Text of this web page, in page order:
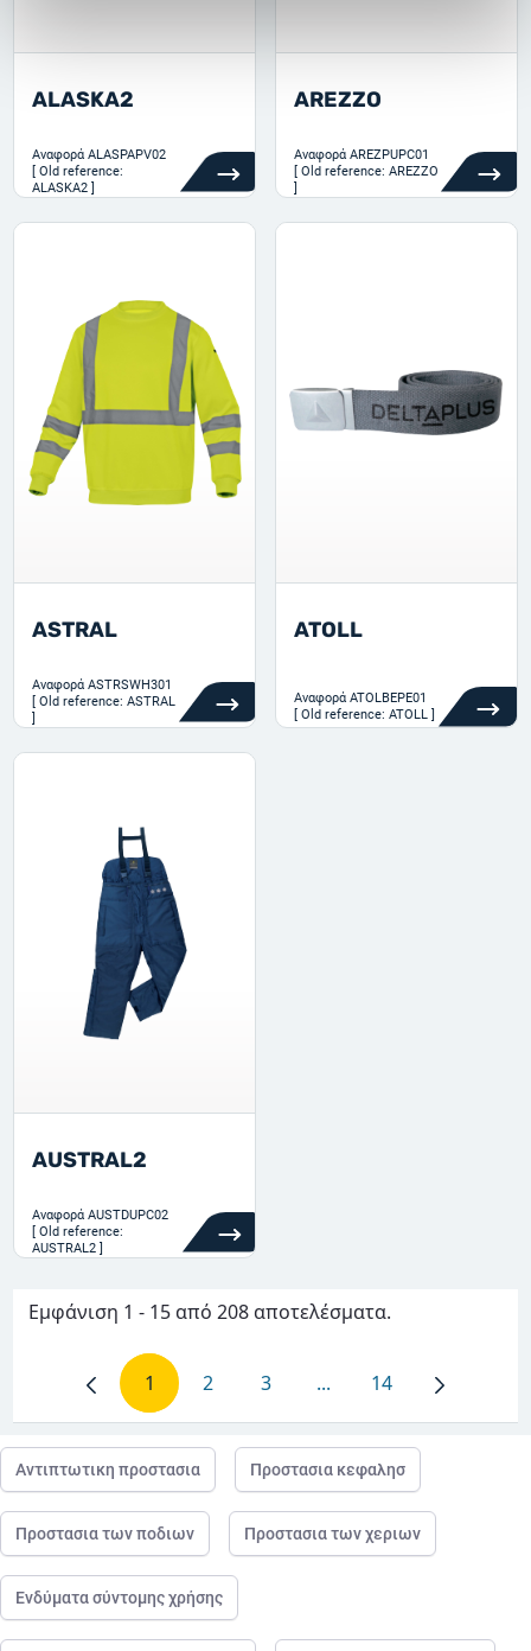
ALASKA2
Αναφορά ALASPAPV02
[ Old reference:
ALASKA2 ]
AREZZO
Αναφορά AREZPUPC01
[ Old reference: AREZZO
]
ASTRAL
Αναφορά ASTRSWH301
[ Old reference: ASTRAL
]
ATOLL
Αναφορά ATOLBEPE01
[ Old reference: ATOLL ]
AUSTRAL2
Αναφορά AUSTDUPC02
[ Old reference:
AUSTRAL2 ]
Εμφάνιση 1 - 15 από 208 αποτελέσματα.
Σελίδα
1 Σελίδα
2 Σελίδα
3 ...Ενδιάμεσες σελίδες
Σελίδα
14
Αντιπτωτικη προστασια Προστασια κεφαλησ
Προστασια των ποδιων Προστασια των χεριων
Ενδύματα σύντομης χρήσης